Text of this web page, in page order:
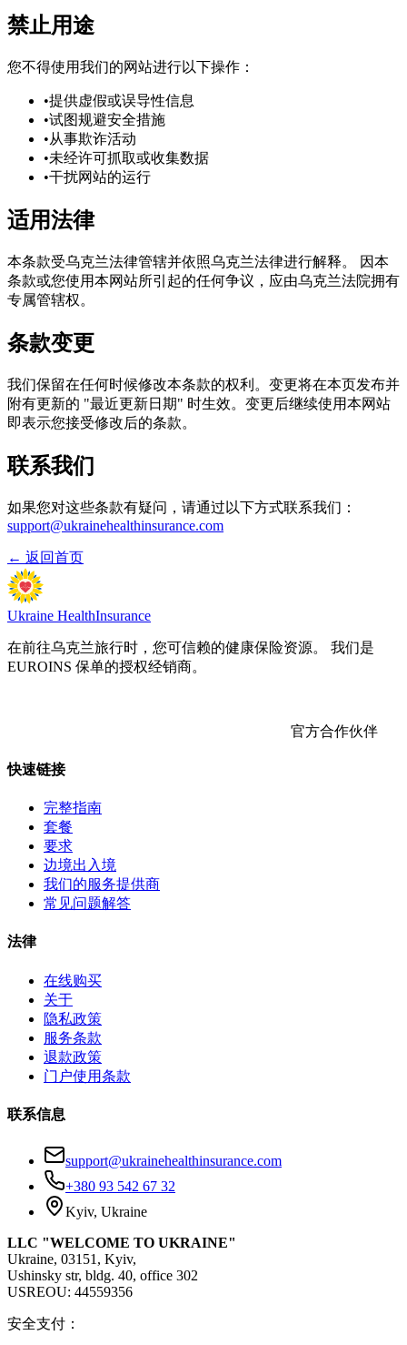
禁止用途
您不得使用我们的网站进行以下操作：
•提供虚假或误导性信息
•试图规避安全措施
•从事欺诈活动
•未经许可抓取或收集数据
•干扰网站的运行
适用法律
本条款受乌克兰法律管辖并依照乌克兰法律进行解释。 因本
条款或您使用本网站所引起的任何争议，应由乌克兰法院拥有
专属管辖权。
条款变更
我们保留在任何时候修改本条款的权利。变更将在本页发布并
附有更新的 "最近更新日期" 时生效。变更后继续使用本网站
即表示您接受修改后的条款。
联系我们
如果您对这些条款有疑问，请通过以下方式联系我们：
support@ukrainehealthinsurance.com
← 返回首页
Ukraine HealthInsurance
在前往乌克兰旅行时，您可信赖的健康保险资源。 我们是
EUROINS 保单的授权经销商。
官方合作伙伴
快速链接
完整指南
套餐
要求
边境出入境
我们的服务提供商
常见问题解答
法律
在线购买
关于
隐私政策
服务条款
退款政策
门户使用条款
联系信息
support@ukrainehealthinsurance.com
+380 93 542 67 32
Kyiv, Ukraine
LLC "WELCOME TO UKRAINE"
Ukraine, 03151, Kyiv,
Ushinsky str, bldg. 40, office 302
USREOU: 44559356
安全支付：